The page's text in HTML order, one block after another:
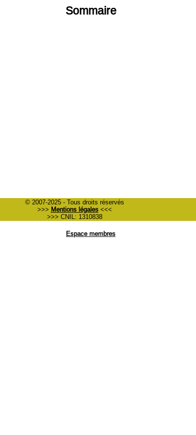
Sommaire
© 2007-2025 - Tous droits réservés
>>> Mentions légales<<<
>>> CNIL: 1310838
Espace membres